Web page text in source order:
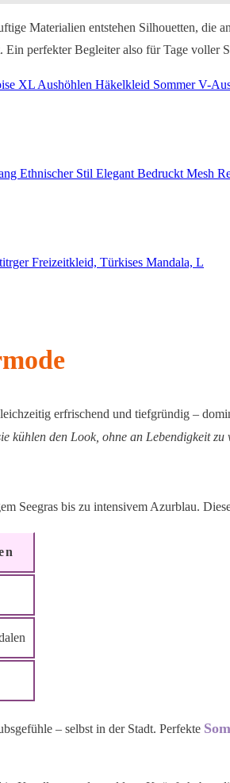
Materialien entstehen Silhouetten, die
perfekter Begleiter also für Tage voller
erfrischend und tiefgründig –
kühlen den Look, ohne an Lebendigkeit zu
Seegras bis zu intensivem Azurblau.
– selbst in der Stadt. Perfekte